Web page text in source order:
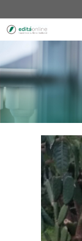
al
contenido